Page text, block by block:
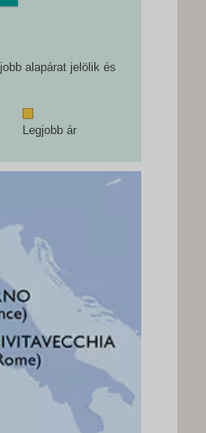
alapárat jelölik és
Legjobb ár